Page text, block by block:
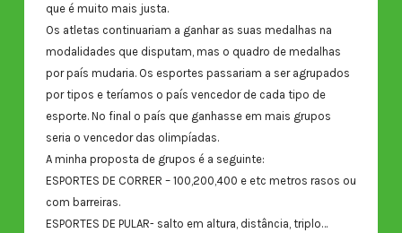
que é muito mais justa.
Os atletas continuariam a ganhar as suas medalhas na
modalidades que disputam, mas o quadro de medalhas
por país mudaria. Os esportes passariam a ser agrupados
por tipos e teríamos o país vencedor de cada tipo de
esporte. No final o país que ganhasse em mais grupos
seria o vencedor das olimpíadas.
A minha proposta de grupos é a seguinte:
ESPORTES DE CORRER – 100,200,400 e etc metros rasos ou
com barreiras.
ESPORTES DE PULAR- salto em altura, distância, triplo…